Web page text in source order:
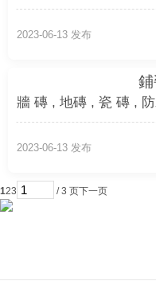
新西
蘭認證汽修機械工 ,
2023-06-13 发布
牆 磚 , 地磚 , 瓷 磚 ,
2023-06-13 发布
123 / 3 页下一页